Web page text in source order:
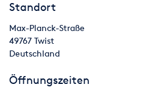
Vollkaskoversicherung mit
Schauen Sie sich auch andere
Grundrissen an.
Standort
Max-Planck-Straße
49767 Twist
Deutschland
Öffnungszeiten